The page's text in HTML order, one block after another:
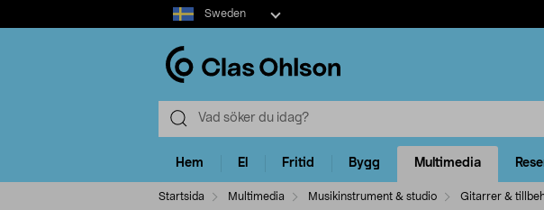
Select
market
Sweden
Hem El Fritid Bygg Multimedia
Startsida Multimedia Musikinstrument & studio Gitarrer &